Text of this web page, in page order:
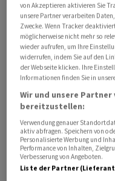
Gespräche zwischen
hoffen auf
Osten und die Lage in
entscheidend für den
Risikostimmung sind.
Daneben richten sich
Konjunkturdaten am
bereits China: Die
robusten Nachfrage
des weltweiten KI-
zurückgekehrt. Im
von Akzeptieren aktivieren Sie
unsere Partner verarbeiten
Zwecke. Wenn Tracker
möglicherweise nicht mehr so
wieder aufrufen, um Ihre
widerrufen, indem Sie auf den
der Webseite klicken. Ihre
Informationen finden Sie in
Wir und unsere
bereitzustellen:
Verwendung genauer
aktiv abfragen. Speichern von
Personalisierte Werbung und
Performance von Inhalten,
Verbesserung von Angeboten.
Liste der Partner